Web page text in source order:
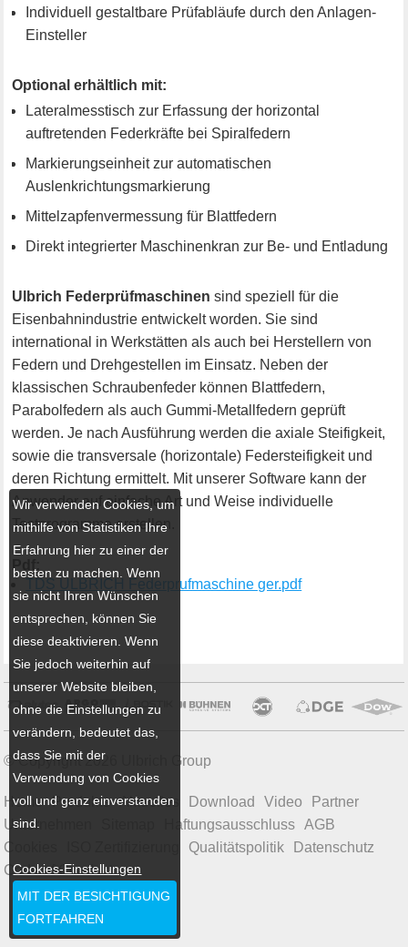
Individuell gestaltbare Prüfabläufe durch den Anlagen-
Einsteller
Optional erhältlich mit:
Lateralmesstisch zur Erfassung der horizontal
auftretenden Federkräfte bei Spiralfedern
Markierungseinheit zur automatischen
Auslenkrichtungsmarkierung
Mittelzapfenvermessung für Blattfedern
Direkt integrierter Maschinenkran zur Be- und Entladung
Ulbrich Federprüfmaschinensind speziell für die
Eisenbahnindustrie entwickelt worden. Sie sind
international in Werkstätten als auch bei Herstellern von
Federn und Drehgestellen im Einsatz. Neben der
klassischen Schraubenfeder können Blattfedern,
Parabolfedern als auch Gummi-Metallfedern geprüft
werden. Je nach Ausführung werden die axiale Steifigkeit,
sowie die transversale (horizontale) Federsteifigkeit und
deren Richtung ermittelt. Mit unserer Software kann der
Anwender auf einfache Art und Weise individuelle
Testprogramme erstellen.
Pdf:
TDS ULBRICH Federprufmaschine ger.pdf
© Copyright 2026 Ulbrich Group
Home Produkte Aktuelles Download Video
Partner
Unternehmen
Haftungsausschluss
AGB
Cookies
Qualitätspolitik
Datenschutz
Code of Conduct
Wir verwenden Cookies, um
mithilfe von Statistiken Ihre
Erfahrung hier zu einer der
besten zu machen. Wenn
sie nicht Ihren Wünschen
entsprechen, können Sie
diese deaktivieren. Wenn
Sie jedoch weiterhin auf
unserer Website bleiben,
ohne die Einstellungen zu
verändern, bedeutet das,
dass Sie mit der
Verwendung von Cookies
voll und ganz einverstanden
sind.
Cookies-Einstellungen
MIT DER BESICHTIGUNG
FORTFAHREN